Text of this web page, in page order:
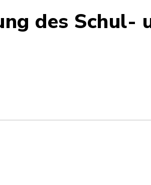
des Schul-